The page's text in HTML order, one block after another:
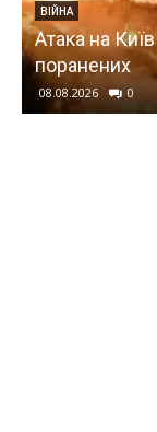
7
08.08.2026